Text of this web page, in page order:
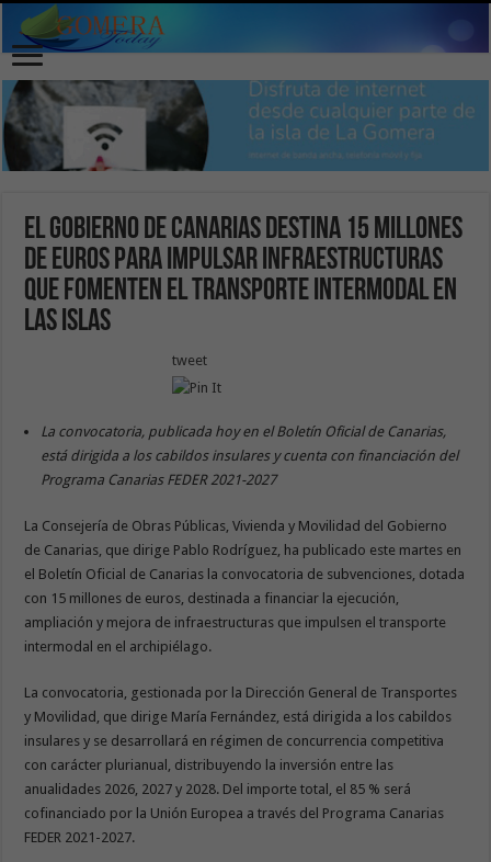
El Gobierno de Canarias destina 15 millones
de euros para impulsar infraestructuras
que fomenten el transporte intermodal en
las islas
tweet
La convocatoria, publicada hoy en el Boletín Oficial de Canarias,
está dirigida a los cabildos insulares y cuenta con financiación del
Programa Canarias FEDER 2021-2027
La Consejería de Obras Públicas, Vivienda y Movilidad del Gobierno
de Canarias, que dirige Pablo Rodríguez, ha publicado este martes en
el Boletín Oficial de Canarias la convocatoria de subvenciones, dotada
con 15 millones de euros, destinada a financiar la ejecución,
ampliación y mejora de infraestructuras que impulsen el transporte
intermodal en el archipiélago.
La convocatoria, gestionada por la Dirección General de Transportes
y Movilidad, que dirige María Fernández, está dirigida a los cabildos
insulares y se desarrollará en régimen de concurrencia competitiva
con carácter plurianual, distribuyendo la inversión entre las
anualidades 2026, 2027 y 2028. Del importe total, el 85 % será
cofinanciado por la Unión Europea a través del Programa Canarias
FEDER 2021-2027.